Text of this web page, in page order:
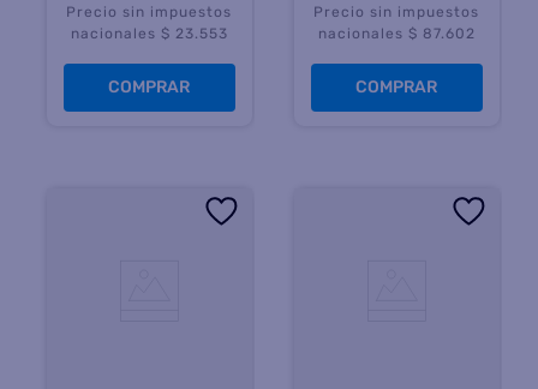
Precio sin impuestos
nacionales $ 23.553
COMPRAR
Precio sin impuestos
nacionales $ 87.602
COMPRAR